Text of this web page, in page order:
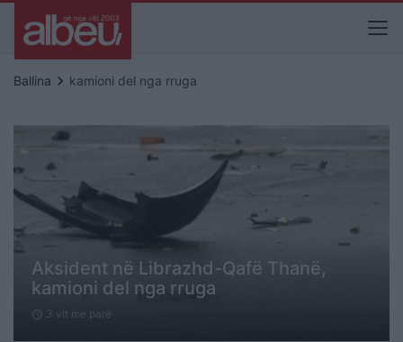
Ballina keyboard_arrow_right kamioni del nga rruga
Aksident në Librazhd-Qafë Thanë,
kamioni del nga rruga
schedule 3 vit me parë